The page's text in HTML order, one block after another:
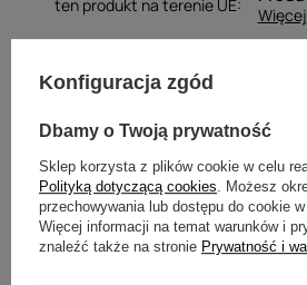
ten produkt na terenie UE
Więcej
Opinie
Kentucky kantar
Konfiguracja zgód
Dbamy o Twoją prywatność
Sklep korzysta z plików cookie w celu
Polityką dotyczącą cookies . Możesz
przechowywania lub dostępu do cookie w
Więcej informacji na temat warunków i
znaleźć także na stronie Prywatność i